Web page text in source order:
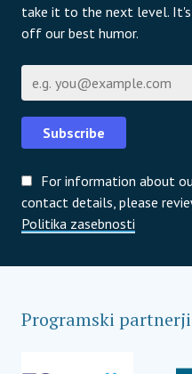
take it to the next level.
off our best humor.
Subscribe
For information about
contact details, please
Politika zasebnosti
Programski partnerji